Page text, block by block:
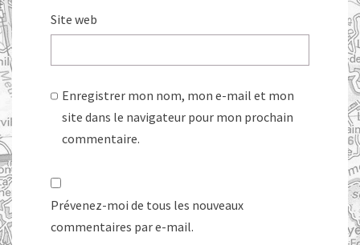
Site web
Enregistrer mon nom, mon e-mail et mon
site dans le navigateur pour mon prochain
commentaire.
Prévenez-moi de tous les nouveaux
commentaires par e-mail.